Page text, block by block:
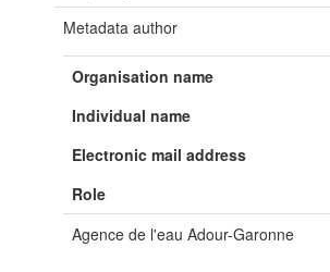
Metadata author
Organisation name
Individual name
Electronic mail address
Role
Agence de l'eau Adour-Garonne